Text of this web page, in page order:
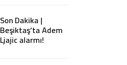
Son Dakika |
Beşiktaş’ta Adem
Ljajic alarmı!
Ocak’ta transfer…